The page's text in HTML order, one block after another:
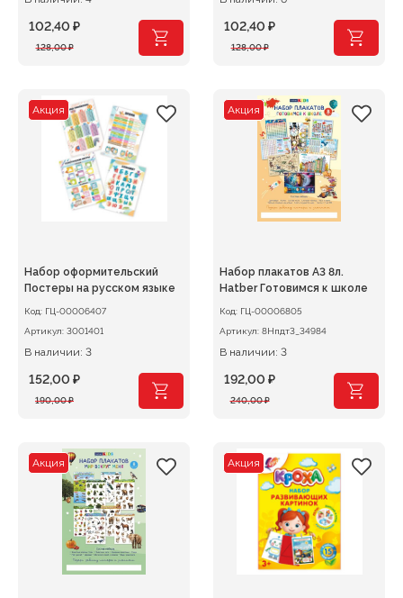
128,00₽
Первоначальная
128,00 ₽.
102,40 ₽
Текущая
128,00₽
Первоначальная
128,00 ₽.
102,40 ₽
Текущая
Акция
Набор оформительский
Постеры на русском языке
Код: ГЦ-00006407
Артикул: 3001401
В наличии: 3
190,00₽
Первоначальная
190,00 ₽.
152,00 ₽
Текущая
Акция
Набор плакатов А3 8л.
Hatber Готовимся к школе
Код: ГЦ-00006805
Артикул: 8Нпдт3_34984
В наличии: 3
240,00₽
Первоначальная
240,00 ₽.
192,00 ₽
Текущая
Акция Акция